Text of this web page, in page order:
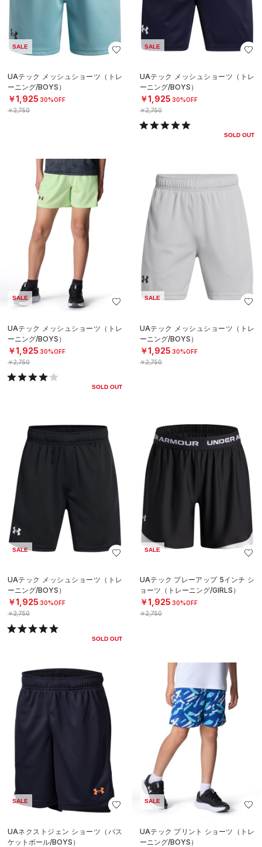
SALE
UAテック メッシュショーツ（トレ
ーニング/BOYS）
￥1,925 30%OFF
￥2,750
SALE
UAテック メッシュショーツ（トレ
ーニング/BOYS）
￥1,925 30%OFF
￥2,750
SOLD OUT
SALE
UAテック メッシュショーツ（トレ
ーニング/BOYS）
￥1,925 30%OFF
￥2,750
SOLD OUT
SALE
UAテック メッシュショーツ（トレ
ーニング/BOYS）
￥1,925 30%OFF
￥2,750
SALE
UAテック メッシュショーツ（トレ
ーニング/BOYS）
￥1,925 30%OFF
￥2,750
SOLD OUT
SALE
UAテック プレーアップ 5インチ シ
ョーツ（トレーニング/GIRLS）
￥1,925 30%OFF
￥2,750
SALE
UAネクストジェン ショーツ（バス
ケットボール/BOYS）
SALE
UAテック プリント ショーツ（トレ
ーニング/BOYS）